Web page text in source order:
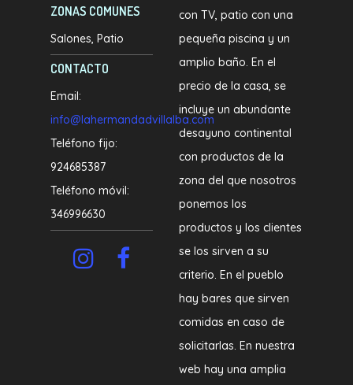
ZONAS COMUNES
Salones Patio
CONTACTO
Email:
info@lahermandadvillalba.com
Teléfono fijo:
924685387
Teléfono móvil:
346996630
con TV, patio con una
pequeña piscina y un
amplio baño. En el
precio de la casa, se
incluye un abundante
desayuno continental
con productos de la
zona del que nosotros
ponemos los
productos y los clientes
se los sirven a su
criterio. En el pueblo
hay bares que sirven
comidas en caso de
solicitarlas. En nuestra
web hay una amplia